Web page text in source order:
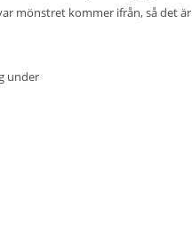
mönstret kommer ifrån, så det är
under